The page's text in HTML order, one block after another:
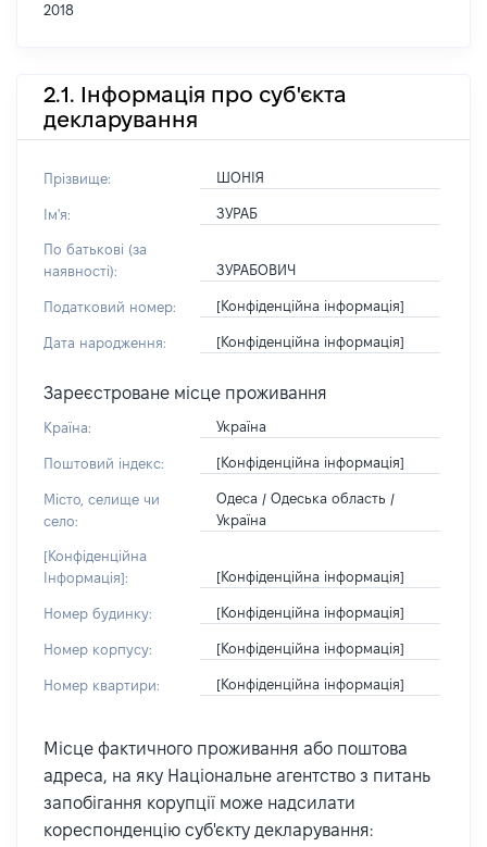
2018
2.1. Інформація про суб'єкта
декларування
Прізвище: ШОНІЯ
Ім'я: ЗУРАБ
По батькові (за
наявності):
ЗУРАБОВИЧ
Податковий номер: [Конфіденційна інформація]
Дата народження: [Конфіденційна інформація]
Зареєстроване місце проживання
Країна: Україна
Поштовий індекс: [Конфіденційна інформація]
Місто, селище чи
село:
Одеса / Одеська область /
Україна
[Конфіденційна
Інформація]:
[Конфіденційна інформація]
Номер будинку: [Конфіденційна інформація]
Номер корпусу: [Конфіденційна інформація]
Номер квартири: [Конфіденційна інформація]
Місце фактичного проживання або поштова
адреса, на яку Національне агентство з питань
запобігання корупції може надсилати
кореспонденцію суб'єкту декларування: